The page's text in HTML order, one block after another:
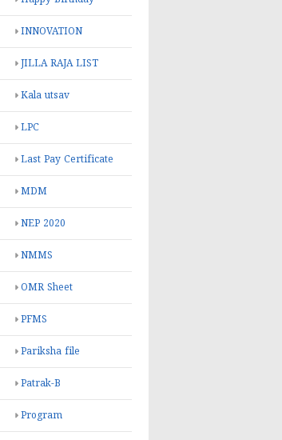
INNOVATION
JILLA RAJA LIST
Kala utsav
LPC
Last Pay Certificate
MDM
NEP 2020
NMMS
OMR Sheet
PFMS
Pariksha file
Patrak-B
Program